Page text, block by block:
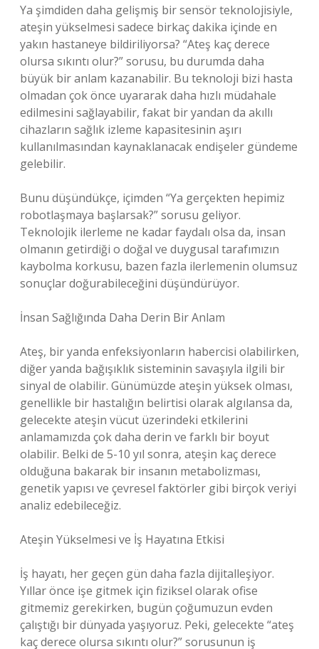
Ya şimdiden daha gelişmiş bir sensör teknolojisiyle,
ateşin yükselmesi sadece birkaç dakika içinde en
yakın hastaneye bildiriliyorsa? “Ateş kaç derece
olursa sıkıntı olur?” sorusu, bu durumda daha
büyük bir anlam kazanabilir. Bu teknoloji bizi hasta
olmadan çok önce uyararak daha hızlı müdahale
edilmesini sağlayabilir, fakat bir yandan da akıllı
cihazların sağlık izleme kapasitesinin aşırı
kullanılmasından kaynaklanacak endişeler gündeme
gelebilir.
Bunu düşündükçe, içimden “Ya gerçekten hepimiz
robotlaşmaya başlarsak?” sorusu geliyor.
Teknolojik ilerleme ne kadar faydalı olsa da, insan
olmanın getirdiği o doğal ve duygusal tarafımızın
kaybolma korkusu, bazen fazla ilerlemenin olumsuz
sonuçlar doğurabileceğini düşündürüyor.
İnsan Sağlığında Daha Derin Bir Anlam
Ateş, bir yanda enfeksiyonların habercisi olabilirken,
diğer yanda bağışıklık sisteminin savaşıyla ilgili bir
sinyal de olabilir. Günümüzde ateşin yüksek olması,
genellikle bir hastalığın belirtisi olarak algılansa da,
gelecekte ateşin vücut üzerindeki etkilerini
anlamamızda çok daha derin ve farklı bir boyut
olabilir. Belki de 5-10 yıl sonra, ateşin kaç derece
olduğuna bakarak bir insanın metabolizması,
genetik yapısı ve çevresel faktörler gibi birçok veriyi
analiz edebileceğiz.
Ateşin Yükselmesi ve İş Hayatına Etkisi
İş hayatı, her geçen gün daha fazla dijitalleşiyor.
Yıllar önce işe gitmek için fiziksel olarak ofise
gitmemiz gerekirken, bugün çoğumuzun evden
çalıştığı bir dünyada yaşıyoruz. Peki, gelecekte “ateş
kaç derece olursa sıkıntı olur?” sorusunun iş